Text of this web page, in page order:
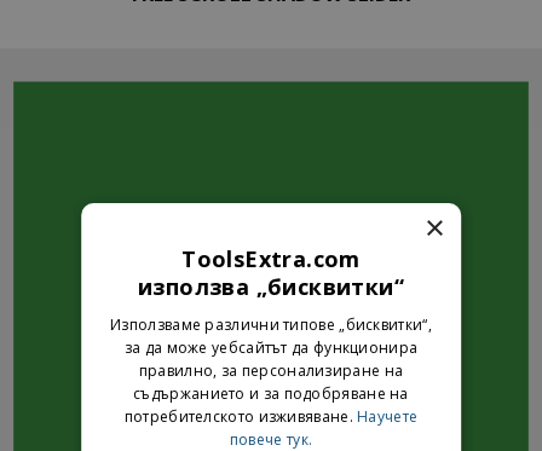
THIS IS A SIMPLE BANNER
Lorem ipsum dolor sit amet, consectetuer adipiscing elit, sed
diam nonummy nibh euismod tincidunt ut laoreet dolore
magna aliquam erat volutpat.
×
ToolsExtra.com
използва „бисквитки“
Използваме различни типове „бисквитки“,
за да може уебсайтът да функционира
правилно, за персонализиране на
съдържанието и за подобряване на
потребителското изживяване. Научете
повече тук.